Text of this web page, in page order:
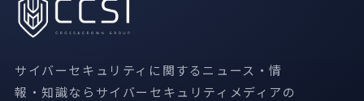
サイバーセキュリティに関するニュース・情
報・知識ならサイバーセキュリティメディアの